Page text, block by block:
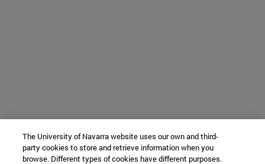
The University of Navarra website uses our own and third-
party cookies to store and retrieve information when you
browse. Different types of cookies have different purposes.